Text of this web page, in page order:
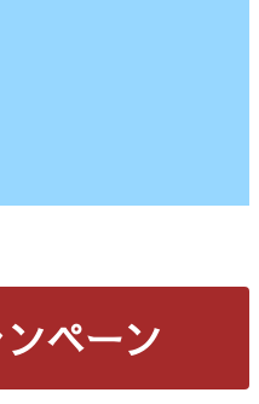
ペーン